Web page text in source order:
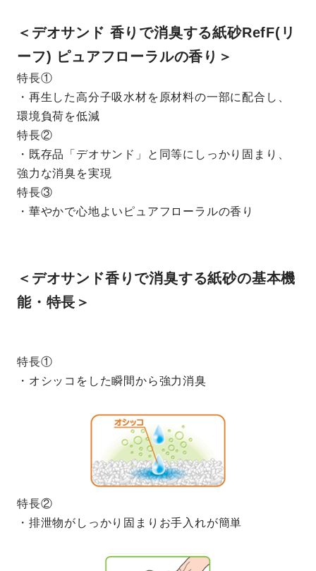
＜デオサンド 香りで消臭する紙砂RefF(リ
ーフ) ピュアフローラルの香り＞
特長①
・再生した高分子吸水材を原材料の一部に配合し、
環境負荷を低減
特長②
・既存品「デオサンド」と同等にしっかり固まり、
強力な消臭を実現
特長③
・華やかで心地よいピュアフローラルの香り
＜デオサンド香りで消臭する紙砂の基本機
能・特長＞
特長①
・オシッコをした瞬間から強力消臭
特長②
・排泄物がしっかり固まりお手入れが簡単